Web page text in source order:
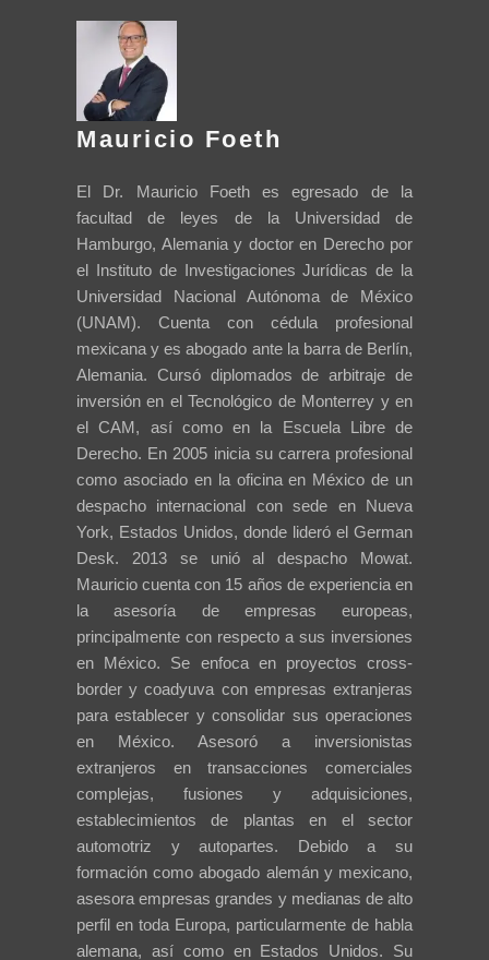
Mauricio Foeth
El Dr. Mauricio Foeth es egresado de la
facultad de leyes de la Universidad de
Hamburgo, Alemania y doctor en Derecho por
el Instituto de Investigaciones Jurídicas de la
Universidad Nacional Autónoma de México
(UNAM). Cuenta con cédula profesional
mexicana y es abogado ante la barra de Berlín,
Alemania. Cursó diplomados de arbitraje de
inversión en el Tecnológico de Monterrey y en
el CAM, así como en la Escuela Libre de
Derecho. En 2005 inicia su carrera profesional
como asociado en la oficina en México de un
despacho internacional con sede en Nueva
York, Estados Unidos, donde lideró el German
Desk. 2013 se unió al despacho Mowat.
Mauricio cuenta con 15 años de experiencia en
la asesoría de empresas europeas,
principalmente con respecto a sus inversiones
en México. Se enfoca en proyectos cross-
border y coadyuva con empresas extranjeras
para establecer y consolidar sus operaciones
en México. Asesoró a inversionistas
extranjeros en transacciones comerciales
complejas, fusiones y adquisiciones,
establecimientos de plantas en el sector
automotriz y autopartes. Debido a su
formación como abogado alemán y mexicano,
asesora empresas grandes y medianas de alto
perfil en toda Europa, particularmente de habla
alemana, así como en Estados Unidos. Su